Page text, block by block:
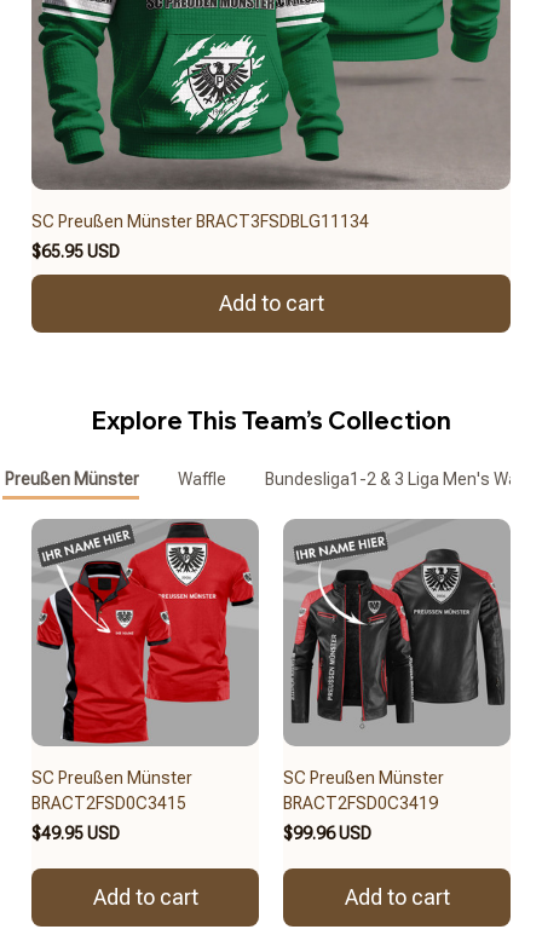
SC Preußen Münster BRACT3FSDBLG11134
$65.95 USD
Add to cart
Explore This Team’s Collection
Preußen Münster Waffle Bundesliga1-2 & 3 Liga Men's
SC Preußen Münster
BRACT2FSD0C3415
$49.95 USD
Add to cart
SC Preußen Münster
BRACT2FSD0C3419
$99.96 USD
Add to cart